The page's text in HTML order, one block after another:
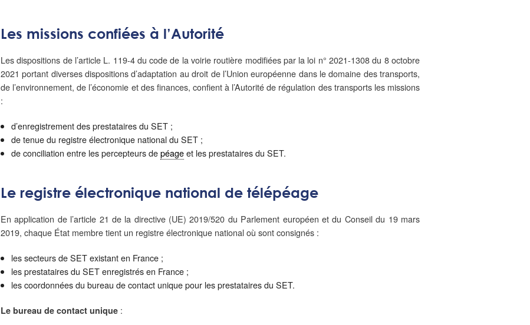
Les missions confiées à l’Autorité
Les dispositions de l’article L. 119-4 du code de la voirie routière modifiées par la loi n° 2021-1308 du 8 octobre
2021 portant diverses dispositions d’adaptation au droit de l’Union européenne dans le domaine des transports,
de l’environnement, de l’économie et des finances, confient à l’Autorité de régulation des transports les missions
:
d’enregistrement des prestataires du SET ;
de tenue du registre électronique national du SET ;
de conciliation entre les percepteurs depéageet les prestataires du SET.
Le registre électronique national de télépéage
En application de l’article 21 de la directive (UE) 2019/520 du Parlement européen et du Conseil du 19 mars
2019, chaque État membre tient un registre électronique national où sont consignés :
les secteurs de SET existant en France ;
les prestataires du SET enregistrés en France ;
les coordonnées du bureau de contact unique pour les prestataires du SET.
Le bureau de contact unique :